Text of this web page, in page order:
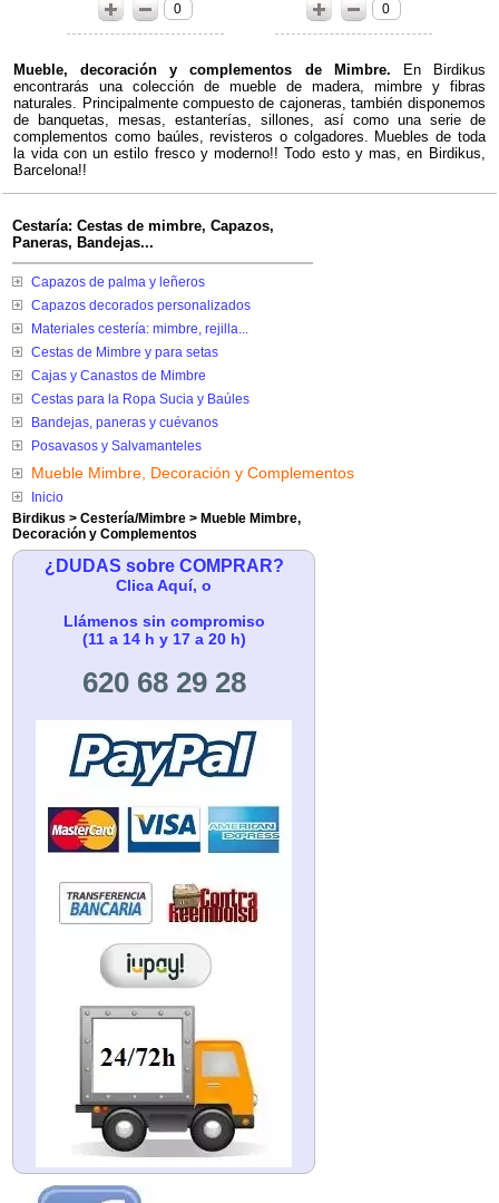
0
0
Mueble, decoración y complementos de Mimbre. En Birdikus
encontrarás una colección de mueble de madera, mimbre y fibras
naturales. Principalmente compuesto de cajoneras, también disponemos
de banquetas, mesas, estanterías, sillones, así como una serie de
complementos como baúles, revisteros o colgadores. Muebles de toda
la vida con un estilo fresco y moderno!! Todo esto y mas, en Birdikus,
Barcelona!!
Cestaría: Cestas de mimbre, Capazos,
Paneras, Bandejas...
Capazos de palma y leñeros
Capazos decorados personalizados
Materiales cestería: mimbre, rejilla...
Cestas de Mimbre y para setas
Cajas y Canastos de Mimbre
Cestas para la Ropa Sucia y Baúles
Bandejas, paneras y cuévanos
Posavasos y Salvamanteles
Mueble Mimbre, Decoración y Complementos
Inicio
Birdikus > Cestería/Mimbre > Mueble Mimbre,
Decoración y Complementos
¿DUDAS sobre COMPRAR?
Clica Aquí, o
Llámenos sin compromiso
(11 a 14 h y 17 a 20 h)
620 68 29 28